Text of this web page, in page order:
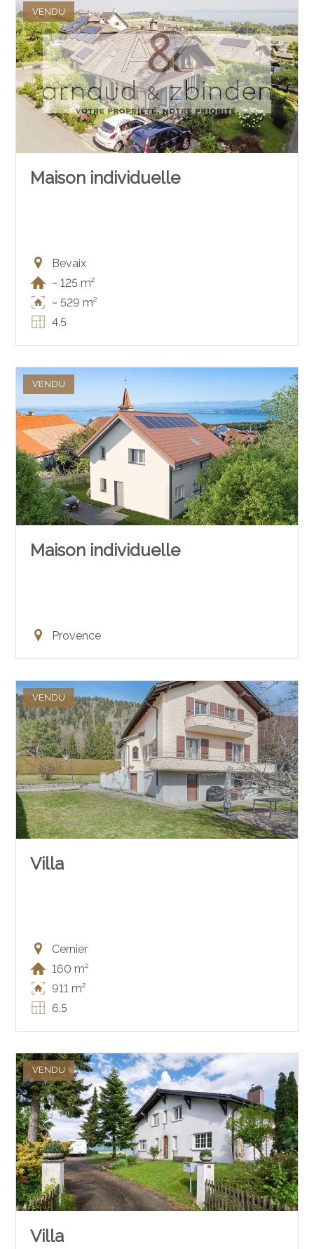
VENDU
Maison individuelle
Bevaix
~ 125 m²
~ 529 m²
4.5
VENDU
Maison individuelle
Provence
VENDU
Villa
Cernier
160 m²
911 m²
6.5
VENDU
Villa